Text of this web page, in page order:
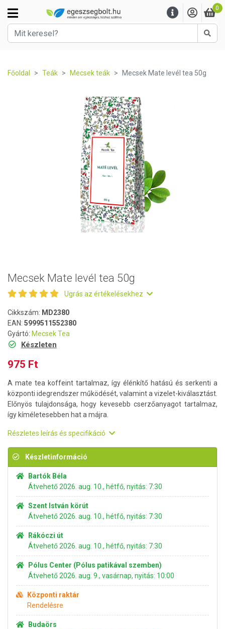
0
Főoldal Teák Mecsek teák Mecsek Mate levél tea 50g
Mecsek Mate levél tea 50g
Ugrás az értékelésekhez
Cikkszám: MD2380
EAN: 5999511552380
Gyártó: Mecsek Tea
Készleten
975 Ft
A mate tea koffeint tartalmaz, így élénkítő hatású és serkenti a
központi idegrendszer működését, valamint a vizelet-kiválasztást.
Előnyös tulajdonsága, hogy kevesebb cserzőanyagot tartalmaz,
így kíméletesebben hat a májra.
Részletes leírás és specifikáció
Készletinformáció
Bartók Béla
Átvehető 2026. aug. 10., hétfő, nyitás: 7:30
Szent István körút
Átvehető 2026. aug. 10., hétfő, nyitás: 7:30
Rákóczi út
Átvehető 2026. aug. 10., hétfő, nyitás: 7:30
Pólus Center (Pólus patikával szemben)
Átvehető 2026. aug. 9., vasárnap, nyitás: 10:00
Központi raktár
Rendelésre
Budaörs